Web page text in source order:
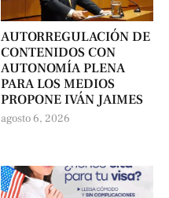
AUTORREGULACIÓN DE
CONTENIDOS CON
AUTONOMÍA PLENA
PARA LOS MEDIOS
PROPONE IVÁN JAIMES
agosto 6, 2026